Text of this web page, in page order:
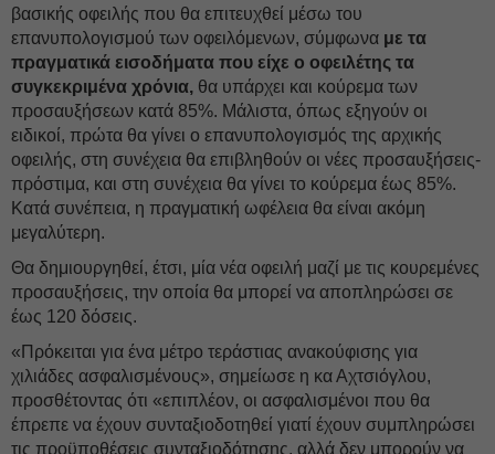
βασικής οφειλής που θα επιτευχθεί μέσω του
επανυπολογισμού των οφειλόμενων, σύμφωνα με τα
πραγματικά εισοδήματα που είχε ο οφειλέτης τα
συγκεκριμένα χρόνια, θα υπάρχει και κούρεμα των
προσαυξήσεων κατά 85%. Μάλιστα, όπως εξηγούν οι
ειδικοί, πρώτα θα γίνει ο επανυπολογισμός της αρχικής
οφειλής, στη συνέχεια θα επιβληθούν οι νέες προσαυξήσεις-
πρόστιμα, και στη συνέχεια θα γίνει το κούρεμα έως 85%.
Κατά συνέπεια, η πραγματική ωφέλεια θα είναι ακόμη
μεγαλύτερη.
Θα δημιουργηθεί, έτσι, μία νέα οφειλή μαζί με τις κουρεμένες
προσαυξήσεις, την οποία θα μπορεί να αποπληρώσει σε
έως 120 δόσεις.
«Πρόκειται για ένα μέτρο τεράστιας ανακούφισης για
χιλιάδες ασφαλισμένους», σημείωσε η κα Αχτσιόγλου,
προσθέτοντας ότι «επιπλέον, οι ασφαλισμένοι που θα
έπρεπε να έχουν συνταξιοδοτηθεί γιατί έχουν συμπληρώσει
τις προϋποθέσεις συνταξιοδότησης, αλλά δεν μπορούν να